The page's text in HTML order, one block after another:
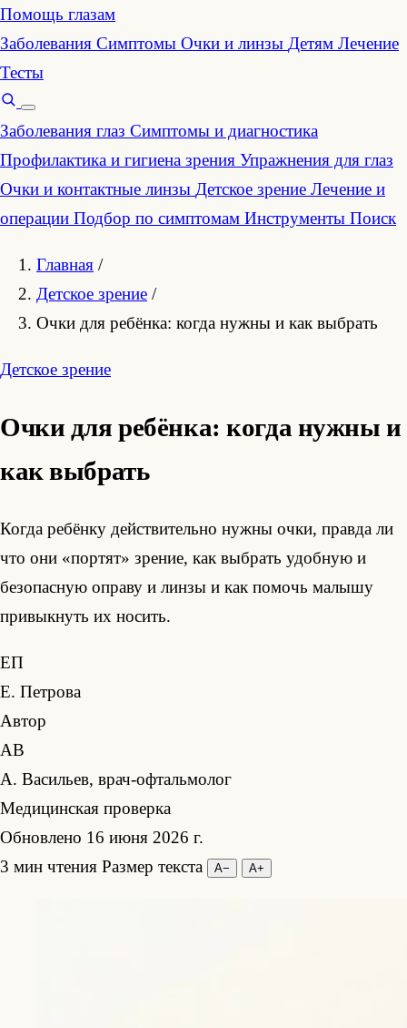
Помощь глазам
Заболевания Симптомы Очки и линзы Детям Лечение
Тесты
Заболевания глаз Симптомы и диагностика
Профилактика и гигиена зрения Упражнения для глаз
Очки и контактные линзы Детское зрение Лечение и
операции Подбор по симптомам Инструменты Поиск
Главная /
Детское зрение /
Очки для ребёнка: когда нужны и как выбрать
Детское зрение
Очки для ребёнка: когда нужны и
как выбрать
Когда ребёнку действительно нужны очки, правда ли
что они «портят» зрение, как выбрать удобную и
безопасную оправу и линзы и как помочь малышу
привыкнуть их носить.
ЕП
Е. Петрова
Автор
АВ
А. Васильев, врач-офтальмолог
Медицинская проверка
Обновлено 16 июня 2026 г.
3 мин чтения Размер текста А− А+